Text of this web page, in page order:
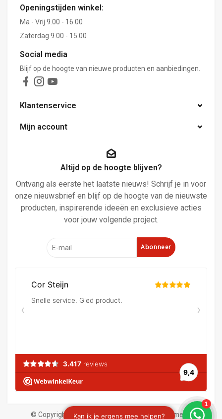
Openingstijden winkel:
Ma - Vrij 9.00 - 16.00
Zaterdag 9.00 - 15.00
Social media
Blijf op de hoogte van nieuwe producten en aanbiedingen.
Klantenservice
Mijn account
Altijd op de hoogte blijven?
Ontvang als eerste het laatste nieuws! Schrijf je in voor
onze nieuwsbrief en blijf op de hoogte van de nieuwste
producten, inspirerende ideeën en exclusieve acties
voor jouw volgende project.
Abonneer
© Copyright 2026 Verf en behangland | Algemene